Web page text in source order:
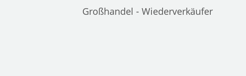
Großhandel - Wiederverkäufer